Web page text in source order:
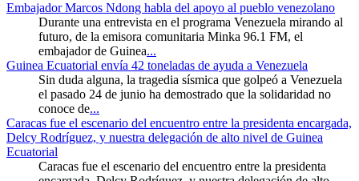
Embajador Marcos Ndong habla del apoyo al pueblo venezolano
Durante una entrevista en el programa Venezuela mirando al
futuro, de la emisora comunitaria Minka 96.1 FM, el
embajador de Guinea...
Guinea Ecuatorial envía 42 toneladas de ayuda a Venezuela
Sin duda alguna, la tragedia sísmica que golpeó a Venezuela
el pasado 24 de junio ha demostrado que la solidaridad no
conoce de...
Caracas fue el escenario del encuentro entre la presidenta encargada,
Delcy Rodríguez, y nuestra delegación de alto nivel de Guinea
Ecuatorial
Caracas fue el escenario del encuentro entre la presidenta